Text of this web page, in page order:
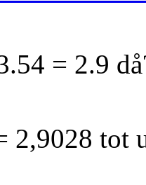
= 2.9
2,9028 tot